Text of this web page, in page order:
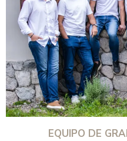
EQUIPO DE